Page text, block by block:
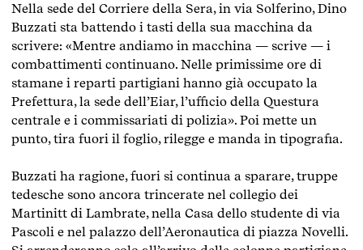
Nella sede del Corriere della Sera, in via Solferino, Dino
Buzzati sta battendo i tasti della sua macchina da
scrivere: «Mentre andiamo in macchina — scrive — i
combattimenti continuano. Nelle primissime ore di
stamane i reparti partigiani hanno già occupato la
Prefettura, la sede dell’Eiar, l’ufficio della Questura
centrale e i commissariati di polizia». Poi mette un
punto, tira fuori il foglio, rilegge e manda in tipografia.
Buzzati ha ragione, fuori si continua a sparare, truppe
tedesche sono ancora trincerate nel collegio dei
Martinitt di Lambrate, nella Casa dello studente di via
Pascoli e nel palazzo dell’Aeronautica di piazza Novelli.